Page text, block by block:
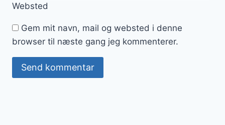
Websted
Gem mit navn, mail og websted i denne
browser til næste gang jeg kommenterer.